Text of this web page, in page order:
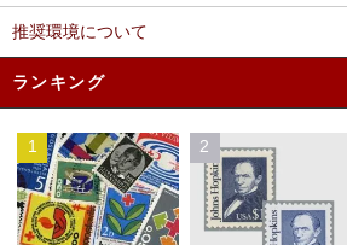
推奨環境について
ランキング
1 2